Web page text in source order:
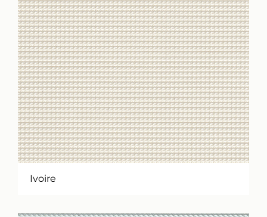
Ivoire